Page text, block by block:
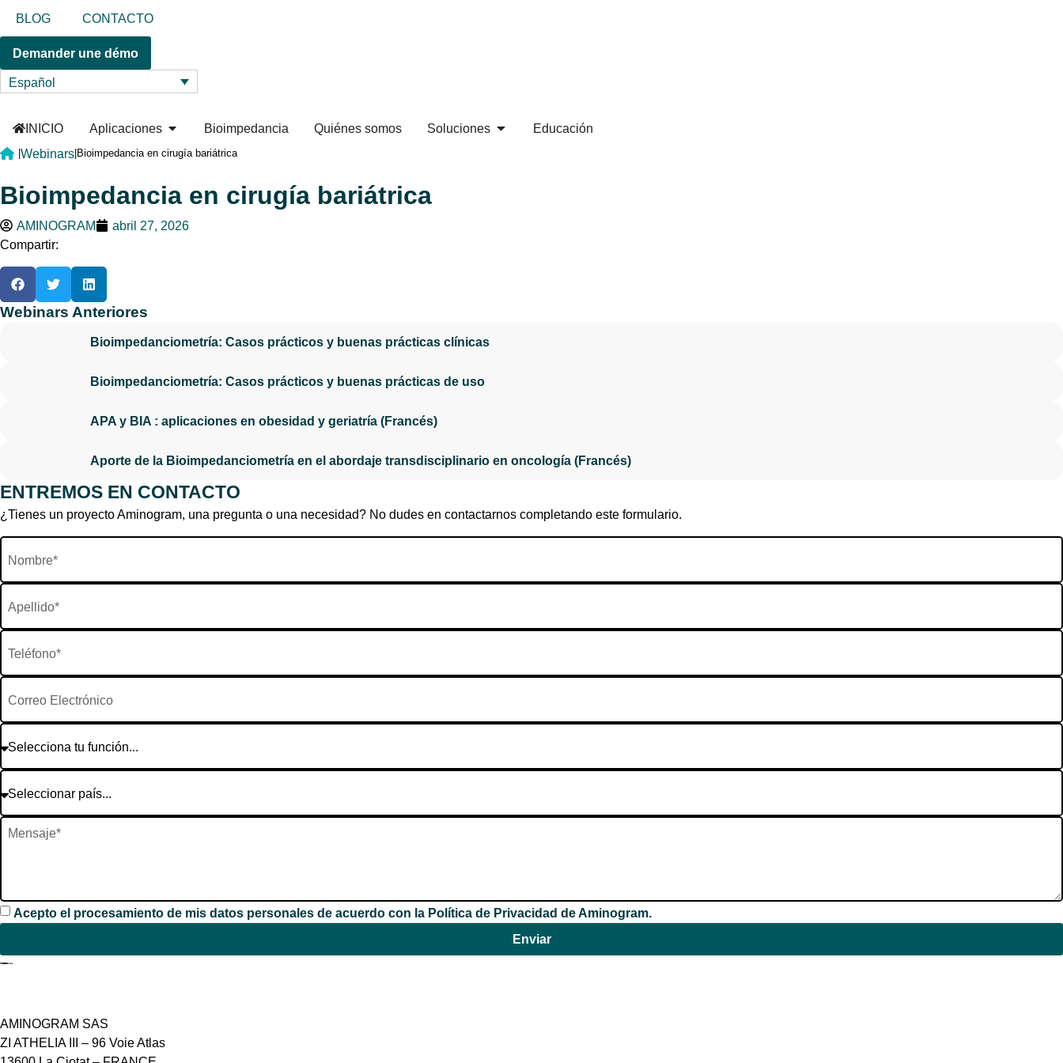
BLOG CONTACTO
Demander une démo
Español
INICIO Aplicaciones Bioimpedancia Quiénes somos Soluciones Educación
Webinars Bioimpedancia en cirugía bariátrica
Bioimpedancia en cirugía bariátrica
AMINOGRAM
abril 27, 2026
Compartir:
Webinars Anteriores
Bioimpedanciometría: Casos prácticos y buenas prácticas clínicas
Bioimpedanciometría: Casos prácticos y buenas prácticas de uso
APA y BIA : aplicaciones en obesidad y geriatría (Francés)
Aporte de la Bioimpedanciometría en el abordaje transdisciplinario en oncología (Francés)
ENTREMOS EN CONTACTO
¿Tienes un proyecto Aminogram, una pregunta o una necesidad? No dudes en contactarnos completando este formulario.
Acepto el procesamiento de mis datos personales de acuerdo con la Política de Privacidad de Aminogram.
Enviar
AMINOGRAM SAS
ZI ATHELIA III – 96 Voie Atlas